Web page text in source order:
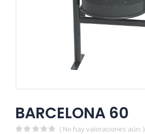
BARCELONA 60
( No hay valoraciones aún. )